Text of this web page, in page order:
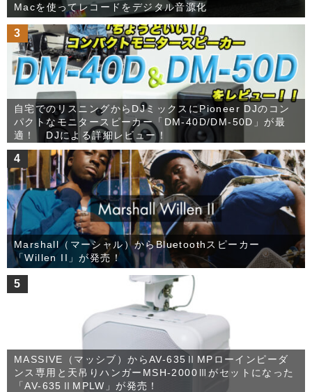
Macを使ってレコードをデジタル音源化
3
自宅でのリスニングからDJミックスにPioneer DJのコン
パクトなモニタースピーカー「DM-40D/DM-50D」が最
適！ DJによる詳細レビュー！
4
Marshall（マーシャル）からBluetoothスピーカー
「Willen II」が発売！
5
MASSIVE（マッシブ）からAV-635ⅡMPローインピーダ
ンス専用と天吊りハンガーMSH-2000Ⅲがセットになった
「AV-635ⅡMPLW」が発売！